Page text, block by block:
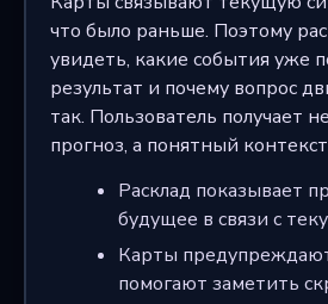
что было раньше. Поэтому
увидеть, какие события уже
результат и почему вопрос
так. Пользователь получает
прогноз, а понятный
Расклад показывает
будущее в связи с
Карты
помогают заметить